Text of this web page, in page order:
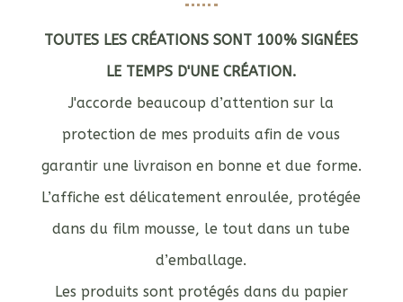
TOUTES LES CRÉATIONS SONT 100% SIGNÉES
LE TEMPS D'UNE CRÉATION.
J'accorde beaucoup d’attention sur la
protection de mes produits afin de vous
garantir une livraison en bonne et due forme.
L’affiche est délicatement enroulée, protégée
dans du film mousse, le tout dans un tube
d’emballage.
Les produits sont protégés dans du papier